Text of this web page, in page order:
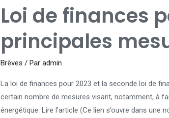
Loi de finances
principales
Brèves / Paradmin
La loi de finances pour 2023 et la seconde loi de
certain nombre de mesures visant, notamment, à
énergétique. Lire l’article (Ce lien s’ouvre dans une
LOI
DE
FINANCES
POUR
LES
PRINCIPALES
FISCALES